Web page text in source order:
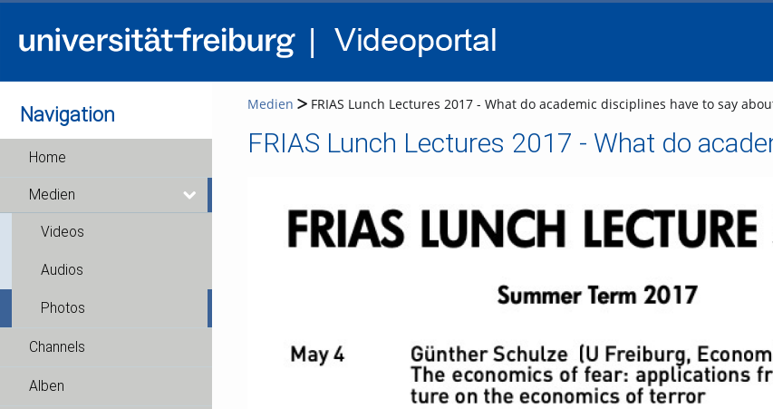
Navigation
Home
Medien
Videos
Audios
Photos
Channels
Alben
Medien FRIAS Lunch Lectures 2017 - What do academic disciplines have to say
FRIAS Lunch Lectures 2017 - What do